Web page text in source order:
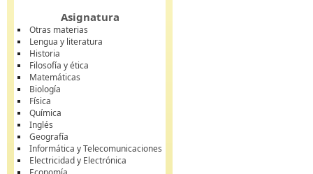
Asignatura
Otras materias
Lengua y literatura
Historia
Filosofía y ética
Matemáticas
Biología
Física
Química
Inglés
Geografía
Informática y Telecomunicaciones
Electricidad y Electrónica